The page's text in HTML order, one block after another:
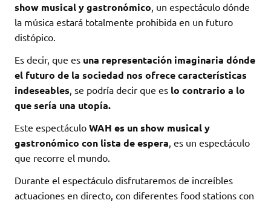
show musical y gastronómico, un espectáculo dónde
la música estará totalmente prohibida en un futuro
distópico.
Es decir, que es una representación imaginaria dónde
el futuro de la sociedad nos ofrece características
indeseables, se podría decir que es lo contrario a lo
que sería una utopía.
Este espectáculo WAH es un show musical y
gastronómico con lista de espera, es un espectáculo
que recorre el mundo.
Durante el espectáculo disfrutaremos de increíbles
actuaciones en directo, con diferentes food stations con